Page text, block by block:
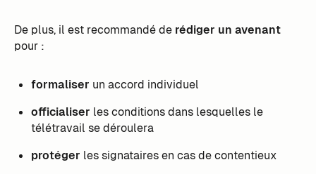
De plus, il est recommandé de rédiger un avenant
pour :
formaliser un accord individuel
officialiser les conditions dans lesquelles le
télétravail se déroulera
protéger les signataires en cas de contentieux